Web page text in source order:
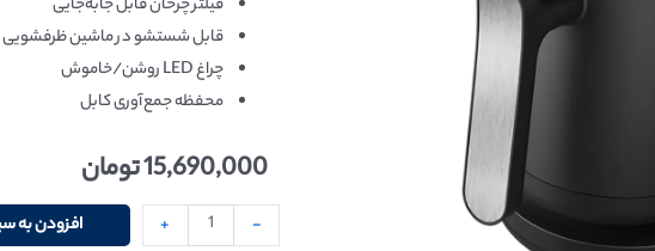
قابل شستشو در ماشین ظرفشویی
چراغ LED روشن/خاموش
محفظه جمع‌آوری کابل
15,690,000تومان
-
+ افزودن به